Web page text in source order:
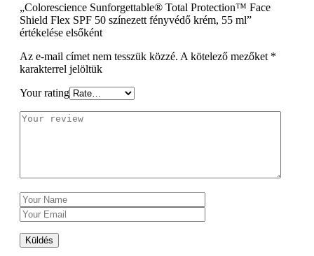
„Colorescience Sunforgettable® Total Protection™ Face
Shield Flex SPF 50 színezett fényvédő krém, 55 ml”
értékelése elsőként
Az e-mail címet nem tesszük közzé. A kötelező mezőket *
karakterrel jelöltük
Your rating